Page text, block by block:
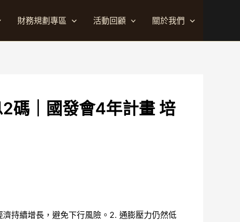
財務規劃專區 活動回顧 關於我們
碼｜國發會4年計畫 培
持續增長，避免下行風險。2. 通膨壓力仍然低